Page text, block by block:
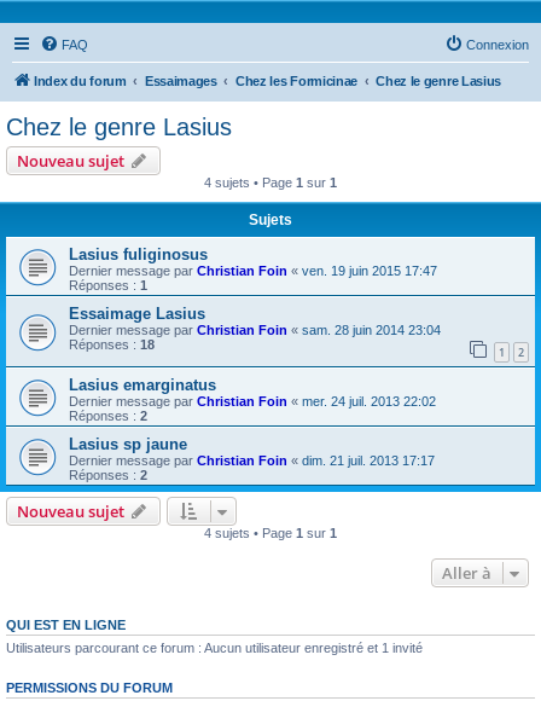
FAQ Connexion
Index du forum Essaimages Chez les Formicinae Chez le genre Lasius
Chez le genre Lasius
Nouveau sujet
4 sujets • Page 1 sur 1
Sujets
Lasius fuliginosus
Dernier message par Christian Foin « ven. 19 juin 2015 17:47
Réponses : 1
Essaimage Lasius
Dernier message par Christian Foin « sam. 28 juin 2014 23:04
Réponses : 18 1 2
Lasius emarginatus
Dernier message par Christian Foin « mer. 24 juil. 2013 22:02
Réponses : 2
Lasius sp jaune
Dernier message par Christian Foin « dim. 21 juil. 2013 17:17
Réponses : 2
Nouveau sujet
4 sujets • Page 1 sur 1
Aller à
QUI EST EN LIGNE
Utilisateurs parcourant ce forum : Aucun utilisateur enregistré et 1 invité
PERMISSIONS DU FORUM